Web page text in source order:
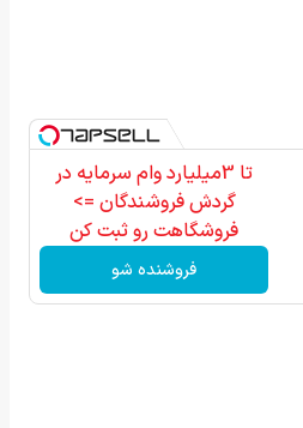
تا 3میلیارد وام سرمایه در
گردش فروشندگان =>
فروشگاهت رو ثبت کن
فروشنده شو